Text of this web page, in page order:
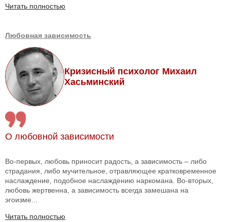
Читать полностью
Любовная зависимость
Кризисный психолог Михаил
Хасьминский
О любовной зависимости
Во-первых, любовь приносит радость, а зависимость – либо
страдания, либо мучительное, отравляющее кратковременное
наслаждение, подобное наслаждению наркомана. Во-вторых,
любовь жертвенна, а зависимость всегда замешана на
эгоизме...
Читать полностью